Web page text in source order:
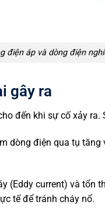
điện áp và dòng điện
gây ra
đến khi sự cố xảy ra.
dòng điện qua tụ tăng
(Eddy current) và tổn
tế để tránh cháy nổ.